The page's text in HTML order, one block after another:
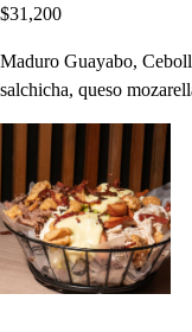
$31,200
Maduro Guayabo,
salchicha, queso